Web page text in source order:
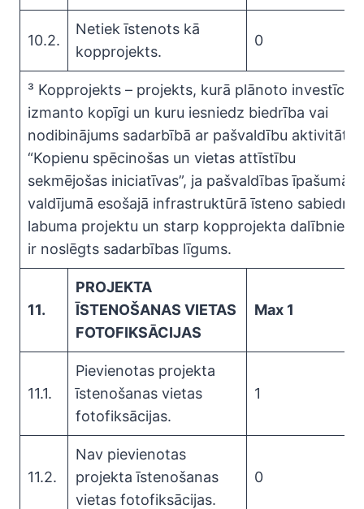
10.2.
Netiek īstenots kā
kopprojekts.
0
³ Kopprojekts – projekts, kurā plānoto investīciju
izmanto kopīgi un kuru iesniedz biedrība vai
nodibinājums sadarbībā ar pašvaldību aktivitātē
“Kopienu spēcinošas un vietas attīstību
sekmējošas iniciatīvas”, ja pašvaldības īpašumā
valdījumā esošajā infrastruktūrā īsteno
labuma projektu un starp kopprojekta
ir noslēgts sadarbības līgums.
11.
PROJEKTA
ĪSTENOŠANAS VIETAS
FOTOFIKSĀCIJAS
Max 1
11.1.
Pievienotas projekta
īstenošanas vietas
fotofiksācijas.
1
11.2.
Nav pievienotas
projekta īstenošanas
vietas fotofiksācijas.
0